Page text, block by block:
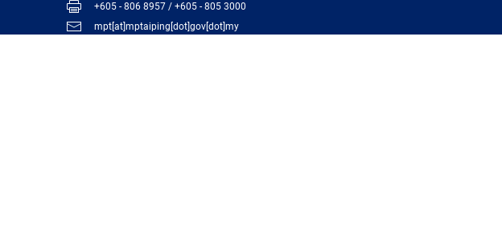
+605 - 806 8957 / +605 - 805 3000
mpt[at]mptaiping[dot]gov[dot]my